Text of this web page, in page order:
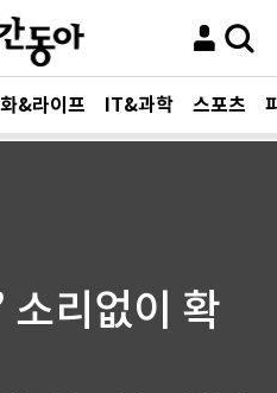
&라이프 IT&과학 스포츠
소리없이 확